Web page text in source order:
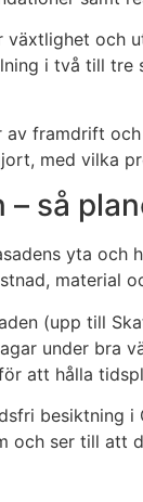
och
i två till
framdrift
med vilka
– så
yta
material
(upp till
under
att hålla
besiktning
ser till att